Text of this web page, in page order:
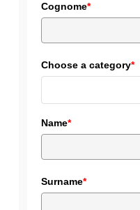
Cognome*
Choose a category*
Name*
Surname*